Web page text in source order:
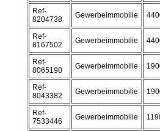
Ref-
8204738
Gewerbeimmobilie
Ref-
8167502
Gewerbeimmobilie
Ref-
8065190
Gewerbeimmobilie
Ref-
8043382
Gewerbeimmobilie
Ref-
7533446
Gewerbeimmobilie